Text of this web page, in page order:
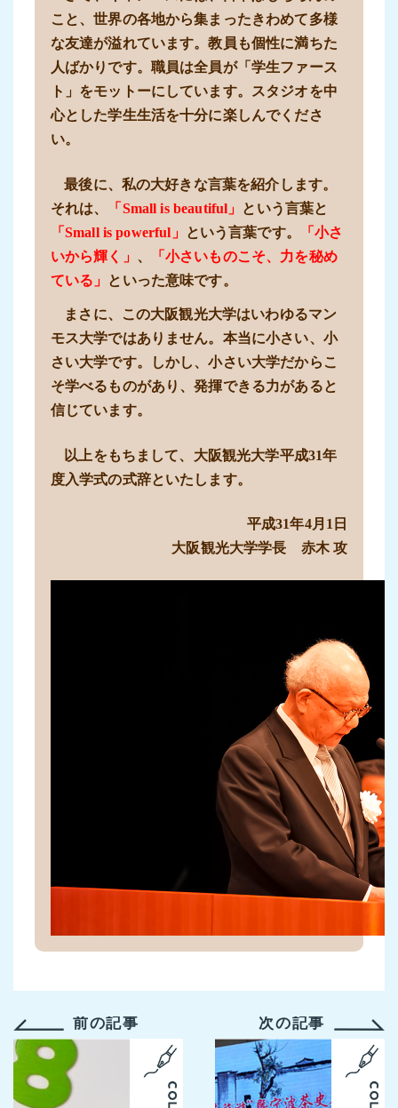
こと、世界の各地から集まったきわめて多様
な友達が溢れています。教員も個性に満ちた
人ばかりです。職員は全員が「学生ファース
ト」をモットーにしています。スタジオを中
心とした学生生活を十分に楽しんでくださ
い。
最後に、私の大好きな言葉を紹介します。
それは、
「Small is beautiful」 という言葉と
「Small is powerful」
という言葉です。
「小さ
いから輝く」 、
「小さいものこそ、力を秘め
ている」 といった意味です。
まさに、この大阪観光大学はいわゆるマン
モス大学ではありません。本当に小さい、小
さい大学です。しかし、小さい大学だからこ
そ学べるものがあり、発揮できる力があると
信じています。
以上をもちまして、大阪観光大学平成31年
度入学式の式辞といたします。
平成31年4月1日
大阪観光大学学長 赤木 攻
前の記事 次の記事